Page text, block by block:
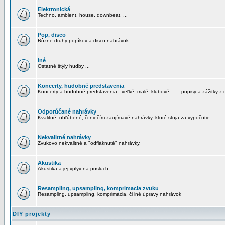
Elektronická
Techno, ambient, house, downbeat, ...
Pop, disco
Rôzne druhy popíkov a disco nahrávok
Iné
Ostatné štýly hudby ...
Koncerty, hudobné predstavenia
Koncerty a hudobné predstavenia - veľké, malé, klubové, ... - popisy a zážitky z
Odporúčané nahrávky
Kvalitné, obľúbené, či niečím zaujímavé nahrávky, ktoré stoja za vypočutie.
Nekvalitné nahrávky
Zvukovo nekvalitné a "odfláknuté" nahrávky.
Akustika
Akustika a jej vplyv na posluch.
Resampling, upsampling, komprimacia zvuku
Resampling, upsampling, komprimácia, či iné úpravy nahrávok
DIY projekty